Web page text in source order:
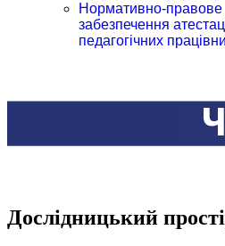
Нормативно-правове
забезпечення
педагогічних
Дослідницький